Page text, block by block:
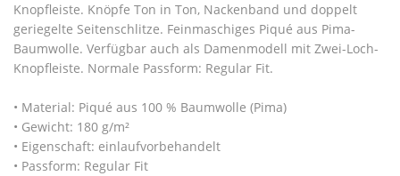
Knopfleiste. Knöpfe Ton in Ton, Nackenband und doppelt
geriegelte Seitenschlitze. Feinmaschiges Piqué aus Pima-
Baumwolle. Verfügbar auch als Damenmodell mit Zwei-Loch-
Knopfleiste. Normale Passform: Regular Fit.
• Material: Piqué aus 100 % Baumwolle (Pima)
• Gewicht: 180 g/m²
• Eigenschaft: einlaufvorbehandelt
• Passform: Regular Fit